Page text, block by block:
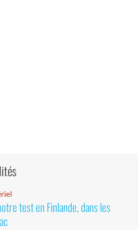
test en Finlande, dans les